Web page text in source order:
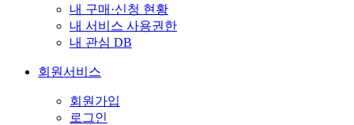
내 구매·신청 현황
내 서비스 사용권한
내 관심 DB
회원서비스
회원가입
로그인